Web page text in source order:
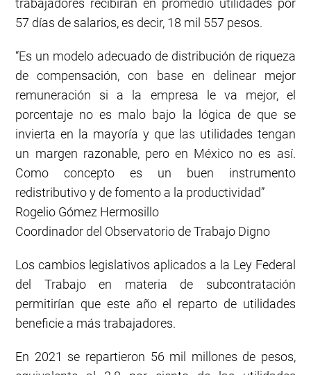
trabajadores recibirán en promedio utilidades por
57 días de salarios, es decir, 18 mil 557 pesos.
“Es un modelo adecuado de distribución de riqueza
de compensación, con base en delinear mejor
remuneración si a la empresa le va mejor, el
porcentaje no es malo bajo la lógica de que se
invierta en la mayoría y que las utilidades tengan
un margen razonable, pero en México no es así.
Como concepto es un buen instrumento
redistributivo y de fomento a la productividad”
Rogelio Gómez Hermosillo
Coordinador del Observatorio de Trabajo Digno
Los cambios legislativos aplicados a la Ley Federal
del Trabajo en materia de subcontratación
permitirían que este año el reparto de utilidades
beneficie a más trabajadores.
En 2021 se repartieron 56 mil millones de pesos,